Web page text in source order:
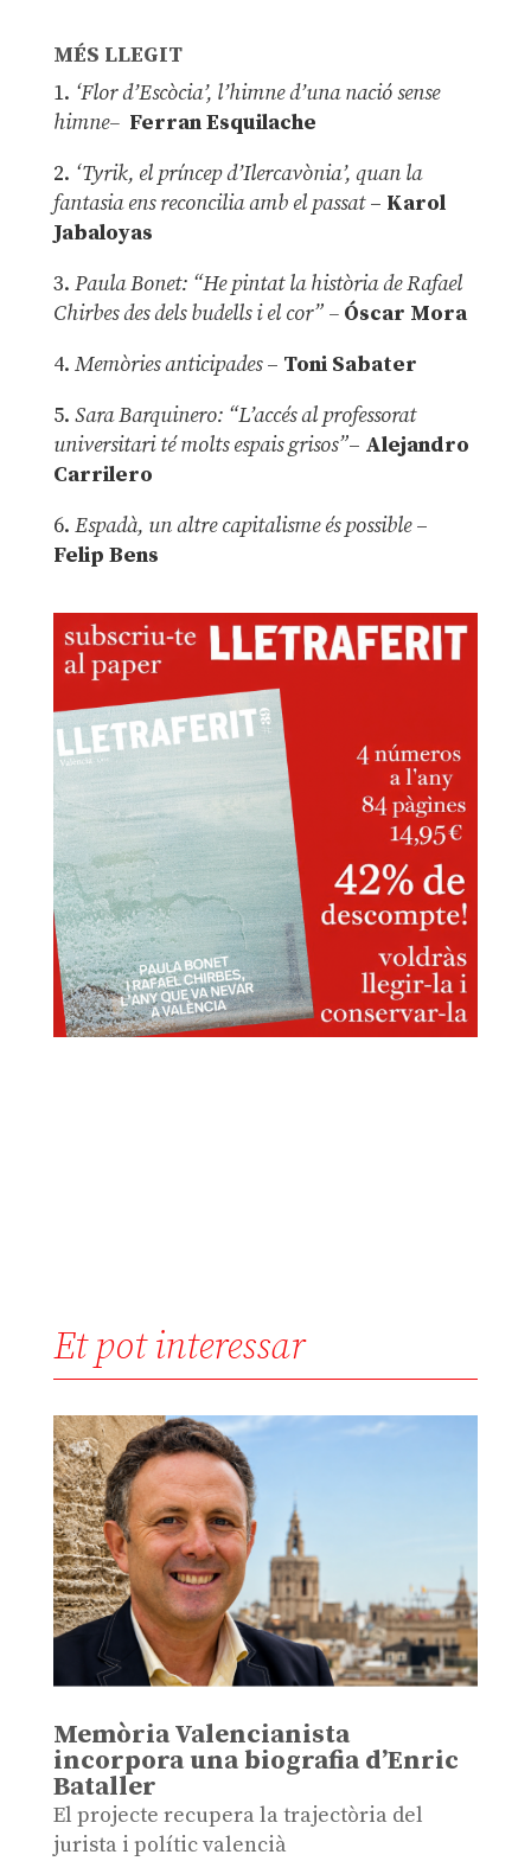
MÉS LLEGIT
1. ‘Flor d’Escòcia’, l’himne d’una nació sense
himne– Ferran Esquilache
2. ‘Tyrik, el príncep d’Ilercavònia’, quan la
fantasia ens reconcilia amb el passat– Karol
Jabaloyas
3. Paula Bonet: “He pintat la història de Rafael
Chirbes des dels budells i el cor” –Óscar Mora
4. Memòries anticipades– Toni Sabater
5. Sara Barquinero: “L’accés al professorat
universitari té molts espais grisos”– Alejandro
Carrilero
6. Espadà, un altre capitalisme és possible –
Felip Bens
Et pot interessar
Memòria Valencianista
incorpora una biografia d’Enric
Bataller
El projecte recupera la trajectòria del
jurista i polític valencià